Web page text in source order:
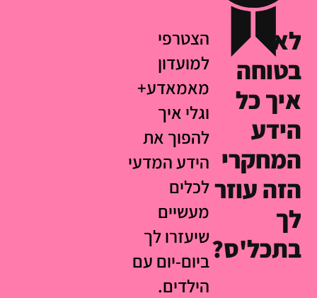
לא
בטוחה
איך כל
הידע
המחקרי
הזה עוזר
לך
בתכל'ס?
הצטרפי
למועדון
מאמאדע+
וגלי איך
להפוך את
הידע המדעי
לכלים
מעשיים
שיעזרו לך
ביום-יום עם
הילדים.